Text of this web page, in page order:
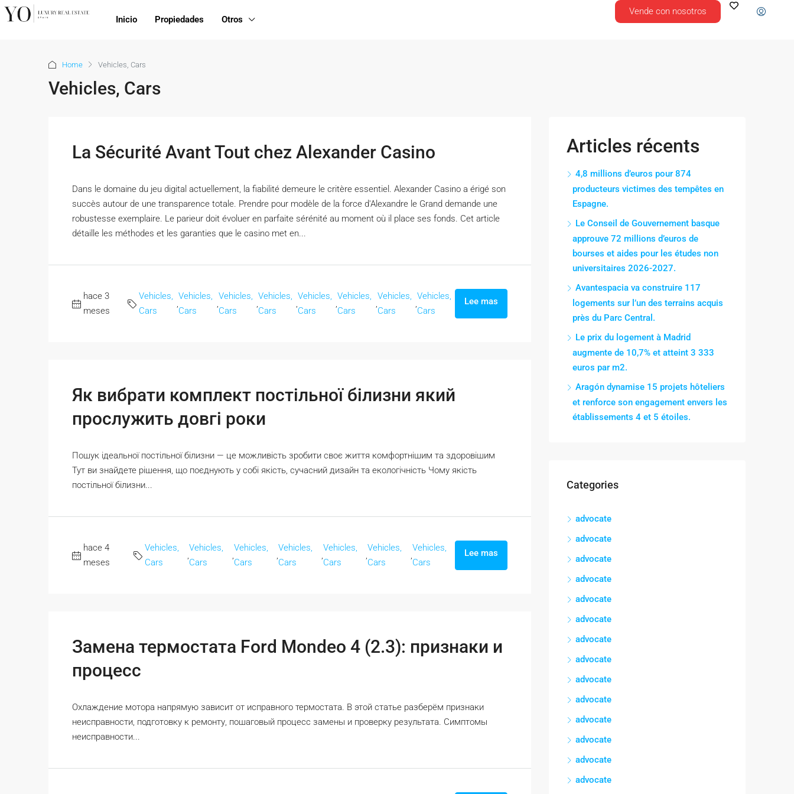
Inicio Propiedades Otros
Vende con nosotros
Home Vehicles, Cars
Vehicles, Cars
La Sécurité Avant Tout chez Alexander Casino
Dans le domaine du jeu digital actuellement, la fiabilité demeure le critère essentiel. Alexander Casino a érigé son
succès autour de une transparence totale. Prendre pour modèle de la force d'Alexandre le Grand demande une
robustesse exemplaire. Le parieur doit évoluer en parfaite sérénité au moment où il place ses fonds. Cet article
détaille les méthodes et les garanties que le casino met en...
hace 3
meses
Vehicles,
Cars
Vehicles,
Cars
Vehicles,
Cars
Vehicles,
Cars
Vehicles,
Cars
Vehicles,
Cars
Vehicles,
Cars
Vehicles,
Cars
Lee mas
Як вибрати комплект постільної білизни який
прослужить довгі роки
Пошук ідеальної постільної білизни — це можливість зробити своє життя комфортнішим та здоровішим
Тут ви знайдете рішення, що поєднують у собі якість, сучасний дизайн та екологічність Чому якість
постільної білизни...
hace 4
meses
Vehicles,
Cars
Vehicles,
Cars
Vehicles,
Cars
Vehicles,
Cars
Vehicles,
Cars
Vehicles,
Cars
Vehicles,
Cars
Lee mas
Замена термостата Ford Mondeo 4 (2.3): признаки и
процесс
Охлаждение мотора напрямую зависит от исправного термостата. В этой статье разберём признаки
неисправности, подготовку к ремонту, пошаговый процесс замены и проверку результата. Симптомы
неисправности...
Articles récents
4,8 millions d’euros pour 874
producteurs victimes des tempêtes en
Espagne.
Le Conseil de Gouvernement basque
approuve 72 millions d’euros de
bourses et aides pour les études non
universitaires 2026-2027.
Avantespacia va construire 117
logements sur l’un des terrains acquis
près du Parc Central.
Le prix du logement à Madrid
augmente de 10,7% et atteint 3 333
euros par m2.
Aragón dynamise 15 projets hôteliers
et renforce son engagement envers les
établissements 4 et 5 étoiles.
Categories
advocate
advocate
advocate
advocate
advocate
advocate
advocate
advocate
advocate
advocate
advocate
advocate
advocate
advocate